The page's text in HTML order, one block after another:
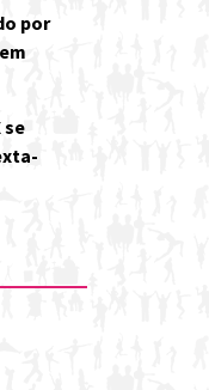
por
se